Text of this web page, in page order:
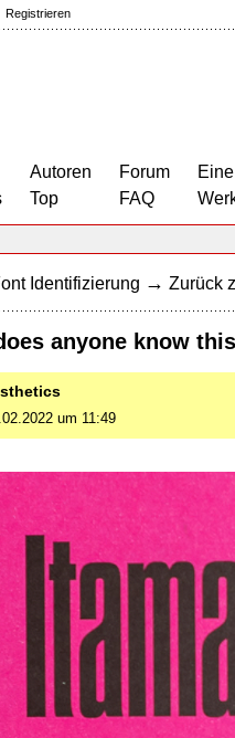
Registrieren
Autoren
Top
Forum
FAQ
Identifizierung → Zurück
anyone know
um 11:49